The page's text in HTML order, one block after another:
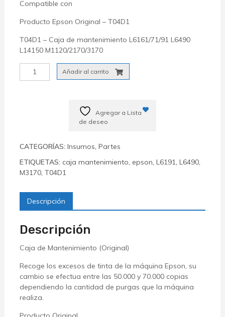
Compatible con
Producto Epson Original – T04D1
T04D1 – Caja de mantenimiento L6161/71/91 L6490
L14150 M1120/2170/3170
T04D1
-
M3170
/
M2170
M1120
cantidad
Añadir al carrito
Agregar a Lista
de deseo
CATEGORÍAS: Insumos, Partes
ETIQUETAS: caja mantenimiento, epson, L6191, L6490,
M3170, T04D1
Descripción
Descripción
Caja de Mantenimiento (Original)
Recoge los excesos de tinta de la máquina Epson, su
cambio se efectua entre las 50.000 y 70.000 copias
dependiendo la cantidad de purgas que la máquina
realiza.